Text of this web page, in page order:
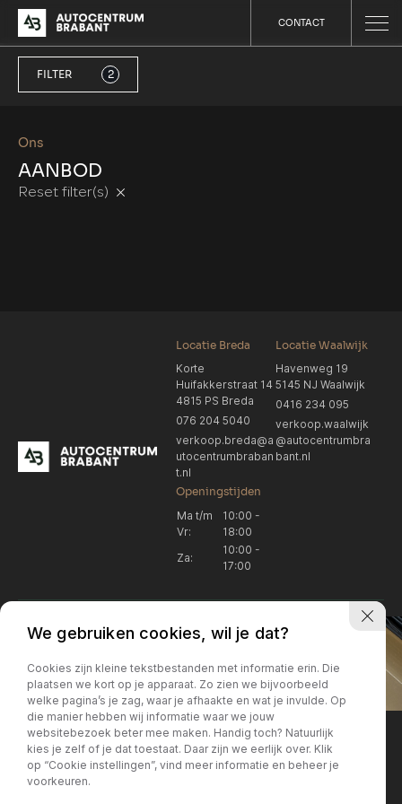
CONTACT
Ons
AANBOD
Reset filter(s)
FILTER 2
Locatie Breda
Korte
Huifakkerstraat 14
4815 PS Breda
076 204 5040
verkoop.breda@a
utocentrumbraban
t.nl
Locatie Waalwijk
Havenweg 19
5145 NJ Waalwijk
0416 234 095
verkoop.waalwijk
@autocentrumbra
bant.nl
Openingstijden
Ma t/m
Vr:
10:00 -
18:00
Za:
10:00 -
17:00
Locatie Breda
076 204 5040
Locatie Breda
verkoop.breda@autocentrum
brabant.nl
Locatie Breda
Korte Huifakkerstraat 14
4815 PS Breda
Locatie Breda
+31 076 204 5040
We gebruiken cookies, wil je dat?
Cookies zijn kleine tekstbestanden met informatie erin. Die
plaatsen we kort op je apparaat. Zo zien we bijvoorbeeld
welke pagina’s je zag, waar je afhaakte en wat je invulde. Op
die manier hebben wij informatie waar we jouw
websitebezoek beter mee maken. Handig toch? Natuurlijk
kies je zelf of je dat toestaat. Daar zijn we eerlijk over. Klik
op “Cookie instellingen”, vind meer informatie en beheer je
voorkeuren.